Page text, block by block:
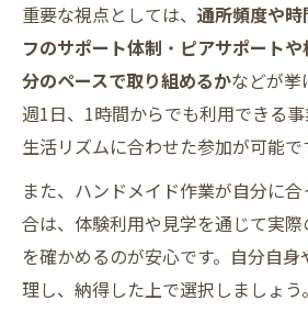
重要な視点としては、 通所頻度や
フのサポート体制 ・ ピアサポート
分のペースで取り組めるかなどが挙
週1日、1時間からでも利用できる
生活リズムに合わせた参加が可能で
また、ハンドメイド作業が自分に
合は、体験利用や見学を通じて実
を確かめるのが安心です。自分自
理し、納得した上で選択しましょう。